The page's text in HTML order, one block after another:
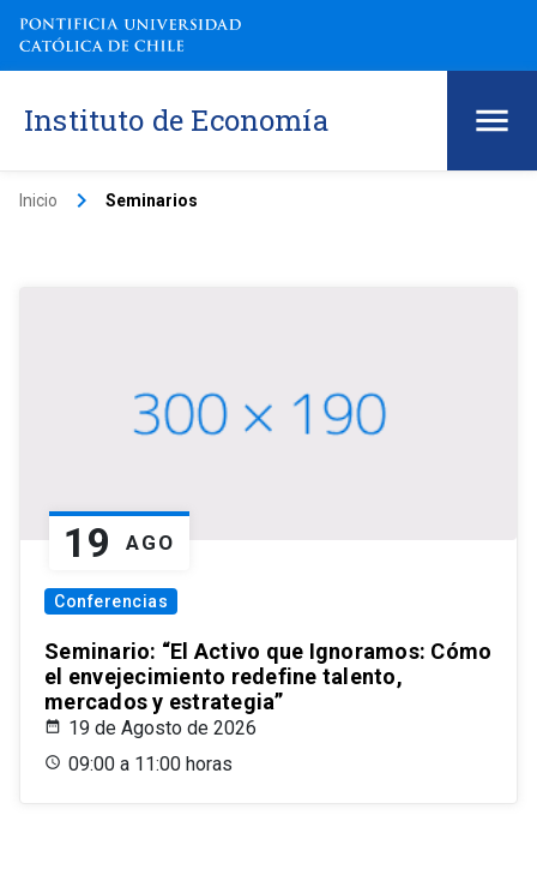
Instituto de Economía
Inicio keyboard_arrow_right Seminarios
19 AGO
Conferencias
Seminario: “El Activo que Ignoramos: Cómo
el envejecimiento redefine talento,
mercados y estrategia”
19 de Agosto de 2026
09:00 a 11:00 horas